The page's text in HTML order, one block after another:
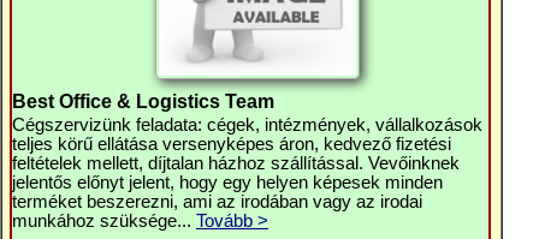
Best Office & Logistics Team
Cégszervizünk feladata: cégek, intézmények, vállalkozások
teljes körű ellátása versenyképes áron, kedvező fizetési
feltételek mellett, díjtalan házhoz szállítással. Vevőinknek
jelentős előnyt jelent, hogy egy helyen képesek minden
terméket beszerezni, ami az irodában vagy az irodai
munkához szüksége... Tovább >